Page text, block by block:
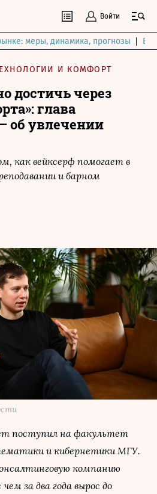
Войти
меры, динамика, прогнозы
И КОМФОРТ
достичь через
глава
об увлечении
как вейксерф помогает в
и барном
поступил на факультет
и кибернетики МГУ.
компанию
за два года вырос до